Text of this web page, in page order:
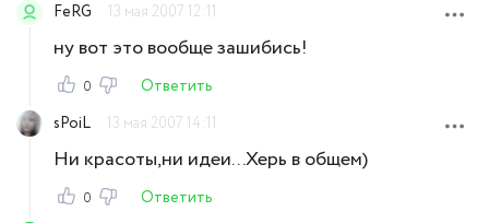
FeRG
13 мая 2007 12:11
ну вот это вообще зашибись!
0
Ответить
sPoiL
13 мая 2007 14:11
Ни красоты,ни идеи...Херь в общем)
0
Ответить